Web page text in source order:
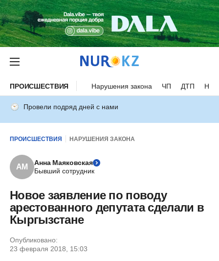
ПРОИСШЕСТВИЯ Нарушения закона ЧП ДТП
Провели подряд дней с нами
ПРОИСШЕСТВИЯ НАРУШЕНИЯ ЗАКОНА
АМ
Анна Маяковская
Бывший сотрудник
Новое заявление по поводу
арестованного депутата сделали в
Кыргызстане
Опубликовано:
23 февраля 2018, 15:03